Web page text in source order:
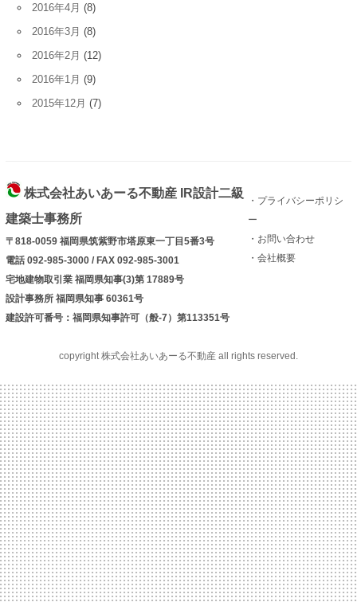
2016年4月 (8)
2016年3月 (8)
2016年2月 (12)
2016年1月 (9)
2015年12月 (7)
株式会社あいあーる不動産 IR設計二級
建築士事務所
〒818-0059 福岡県筑紫野市塔原東一丁目5番3号
電話 092-985-3000 / FAX 092-985-3001
宅地建物取引業 福岡県知事(3)第 17889号
設計事務所 福岡県知事 60361号
建設許可番号：福岡県知事許可（般-7）第113351号
・プライバシーポリシ
ー
・お問い合わせ
・会社概要
copyright 株式会社あいあーる不動産 all rights reserved.